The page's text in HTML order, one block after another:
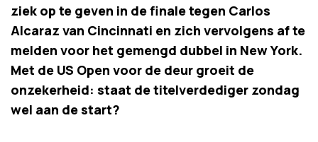
ziek op te geven in de finale tegen Carlos
Alcaraz van Cincinnati en zich vervolgens af te
melden voor het gemengd dubbel in New York.
Met de US Open voor de deur groeit de
onzekerheid: staat de titelverdediger zondag
wel aan de start?